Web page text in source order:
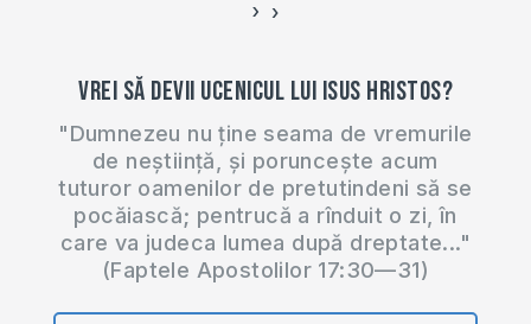
‹ ›
Vrei să devii ucenicul lui Isus Hristos?
"Dumnezeu nu ține seama de vremurile
de neștiință, și poruncește acum
tuturor oamenilor de pretutindeni să se
pocăiască; pentrucă a rînduit o zi, în
care va judeca lumea după dreptate..."
(Faptele Apostolilor 17:30—31)